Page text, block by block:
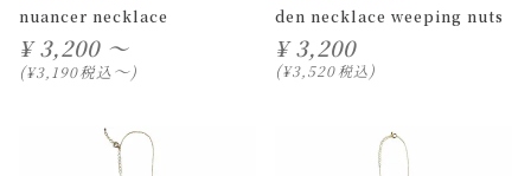
nuancer necklace
¥ 3,200 ～
¥3,190税込〜
den necklace weeping nuts
¥ 3,200
¥3,520税込